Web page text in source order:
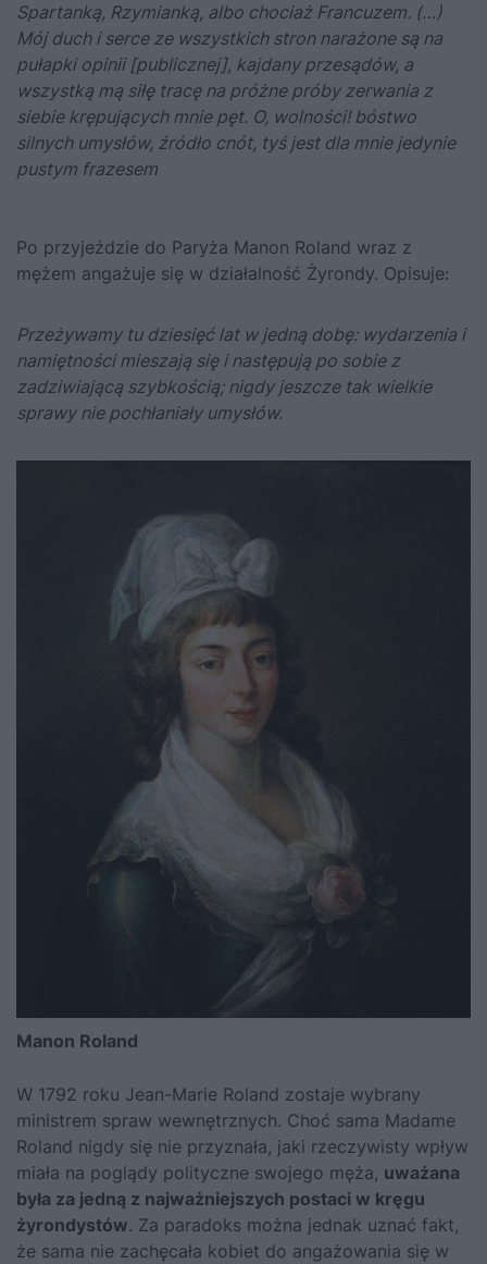
Spartanką, Rzymianką, albo chociaż Francuzem. (…)
Mój duch i serce ze wszystkich stron narażone są na
pułapki opinii [publicznej], kajdany przesądów, a
wszystką mą siłę tracę na próżne próby zerwania z
siebie krępujących mnie pęt. O, wolności! bóstwo
silnych umysłów, źródło cnót, tyś jest dla mnie jedynie
pustym frazesem
Po przyjeździe do Paryża Manon Roland wraz z
mężem angażuje się w działalność Żyrondy. Opisuje:
Przeżywamy tu dziesięć lat w jedną dobę: wydarzenia i
namiętności mieszają się i następują po sobie z
zadziwiającą szybkością; nigdy jeszcze tak wielkie
sprawy nie pochłaniały umysłów.
Manon Roland
W 1792 roku Jean-Marie Roland zostaje wybrany
ministrem spraw wewnętrznych. Choć sama Madame
Roland nigdy się nie przyznała, jaki rzeczywisty wpływ
miała na poglądy polityczne swojego męża, uważana
była za jedną z najważniejszych postaci w kręgu
żyrondystów. Za paradoks można jednak uznać fakt,
że sama nie zachęcała kobiet do angażowania się w